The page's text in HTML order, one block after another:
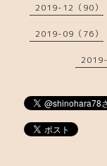
2019-12（90）
2019-09（76）
2019-